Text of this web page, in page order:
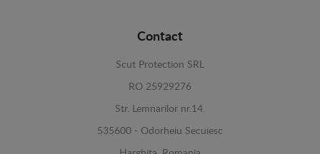
Contact
Scut Protection SRL
RO 25929276
Str. Lemnarilor nr.14.
535600 - Odorheiu Secuiesc